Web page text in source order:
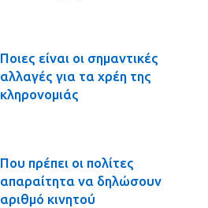
Ποιες είναι οι σημαντικές
αλλαγές για τα χρέη της
κληρονομιάς
Που πρέπει οι πολίτες
απαραίτητα να δηλώσουν
αριθμό κινητού